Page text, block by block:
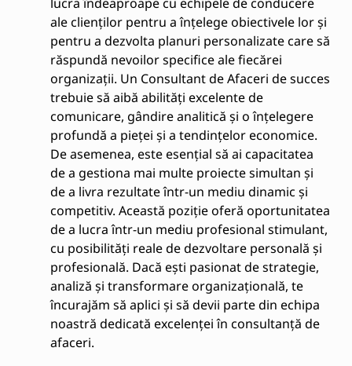
ale clienților pentru a înțelege obiectivele lor și
pentru a dezvolta planuri personalizate care să
răspundă nevoilor specifice ale fiecărei
organizații. Un Consultant de Afaceri de succes
trebuie să aibă abilități excelente de
comunicare, gândire analitică și o înțelegere
profundă a pieței și a tendințelor economice.
De asemenea, este esențial să ai capacitatea
de a gestiona mai multe proiecte simultan și
de a livra rezultate într-un mediu dinamic și
competitiv. Această poziție oferă oportunitatea
de a lucra într-un mediu profesional stimulant,
cu posibilități reale de dezvoltare personală și
profesională. Dacă ești pasionat de strategie,
analiză și transformare organizațională, te
încurajăm să aplici și să devii parte din echipa
noastră dedicată excelenței în consultanță de
afaceri.